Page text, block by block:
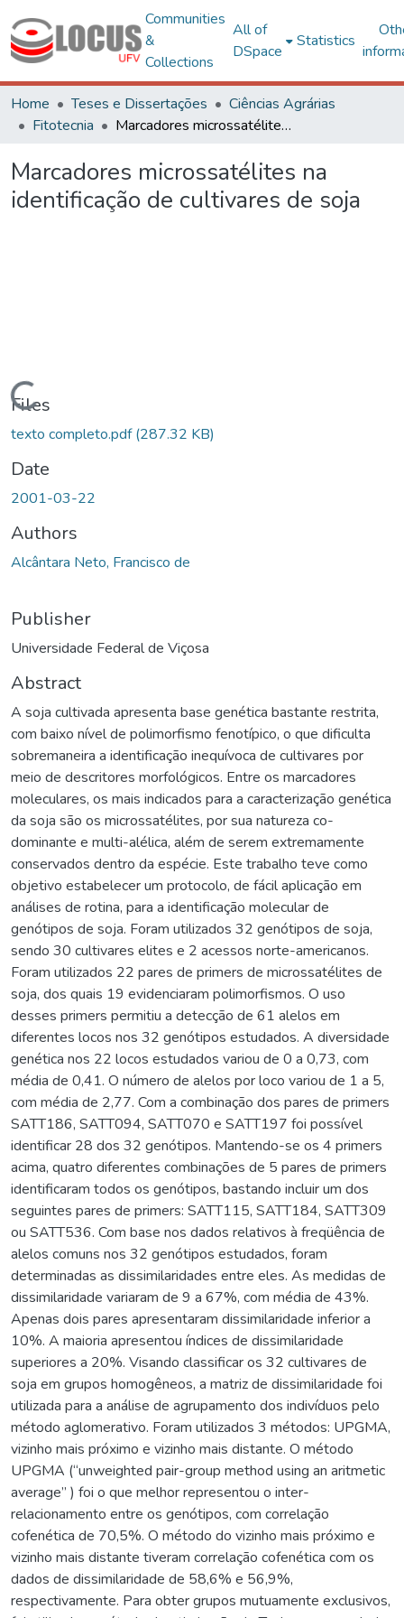
Communities
&
Collections
All of
DSpace
Statistics
Home Teses e Dissertações
Ciências Agrárias
Fitotecnia
Marcadores microssatélites na identificação de cultivares de soja
Marcadores microssatélites na
identificação de cultivares de soja
Files
texto completo.pdf(287.32 KB)
Date
2001-03-22
Authors
Alcântara Neto, Francisco de
Publisher
Universidade Federal de Viçosa
Abstract
A soja cultivada apresenta base genética bastante restrita,
com baixo nível de polimorfismo fenotípico, o que dificulta
sobremaneira a identificação inequívoca de cultivares por
meio de descritores morfológicos. Entre os marcadores
moleculares, os mais indicados para a caracterização genética
da soja são os microssatélites, por sua natureza co-
dominante e multi-alélica, além de serem extremamente
conservados dentro da espécie. Este trabalho teve como
objetivo estabelecer um protocolo, de fácil aplicação em
análises de rotina, para a identificação molecular de
genótipos de soja. Foram utilizados 32 genótipos de soja,
sendo 30 cultivares elites e 2 acessos norte-americanos.
Foram utilizados 22 pares de primers de microssatélites de
soja, dos quais 19 evidenciaram polimorfismos. O uso
desses primers permitiu a detecção de 61 alelos em
diferentes locos nos 32 genótipos estudados. A diversidade
genética nos 22 locos estudados variou de 0 a 0,73, com
média de 0,41. O número de alelos por loco variou de 1 a 5,
com média de 2,77. Com a combinação dos pares de primers
SATT186, SATT094, SATT070 e SATT197 foi possível
identificar 28 dos 32 genótipos. Mantendo-se os 4 primers
acima, quatro diferentes combinações de 5 pares de primers
identificaram todos os genótipos, bastando incluir um dos
seguintes pares de primers: SATT115, SATT184, SATT309
ou SATT536. Com base nos dados relativos à freqüência de
alelos comuns nos 32 genótipos estudados, foram
determinadas as dissimilaridades entre eles. As medidas de
dissimilaridade variaram de 9 a 67%, com média de 43%.
Apenas dois pares apresentaram dissimilaridade inferior a
10%. A maioria apresentou índices de dissimilaridade
superiores a 20%. Visando classificar os 32 cultivares de
soja em grupos homogêneos, a matriz de dissimilaridade foi
utilizada para a análise de agrupamento dos indivíduos pelo
método aglomerativo. Foram utilizados 3 métodos: UPGMA,
vizinho mais próximo e vizinho mais distante. O método
UPGMA (“unweighted pair-group method using an aritmetic
average” ) foi o que melhor representou o inter-
relacionamento entre os genótipos, com correlação
cofenética de 70,5%. O método do vizinho mais próximo e
vizinho mais distante tiveram correlação cofenética com os
dados de dissimilaridade de 58,6% e 56,9%,
respectivamente. Para obter grupos mutuamente exclusivos,